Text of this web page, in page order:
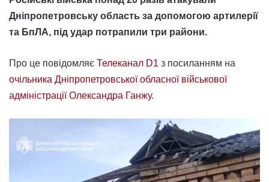
Дніпропетровську область за допомогою артилерії
та БпЛА, під удар потрапили три райони.
Про це повідомляє Телеканал D1 з посиланням на
очільника Дніпропетровської обласної військової
адміністрації Олександра Ганжу.